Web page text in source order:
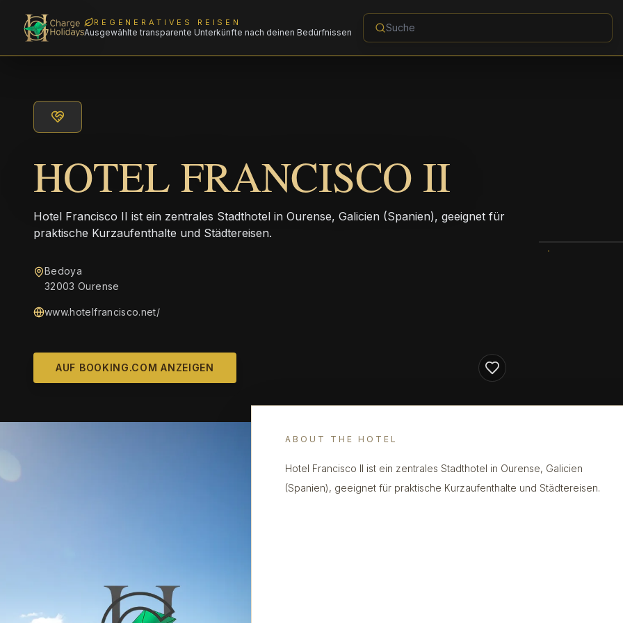
REGENERATIVES REISEN
Ausgewählte transparente Unterkünfte nach deinen Bedürfnissen
HOTEL FRANCISCO II
Hotel Francisco II ist ein zentrales Stadthotel in Ourense, Galicien (Spanien), geeignet für
praktische Kurzaufenthalte und Städtereisen.
Bedoya
32003 Ourense
www.hotelfrancisco.net/
AUF BOOKING.COM ANZEIGEN
ABOUT THE HOTEL
Hotel Francisco II ist ein zentrales Stadthotel in Ourense, Galicien
(Spanien), geeignet für praktische Kurzaufenthalte und Städtereisen.